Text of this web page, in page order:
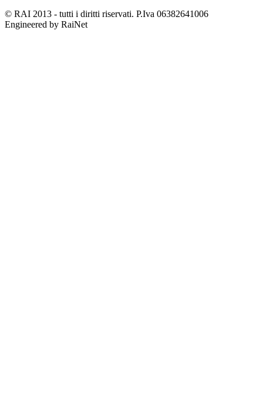
© RAI 2013 - tutti i diritti riservati. P.Iva 06382641006
Engineered by RaiNet